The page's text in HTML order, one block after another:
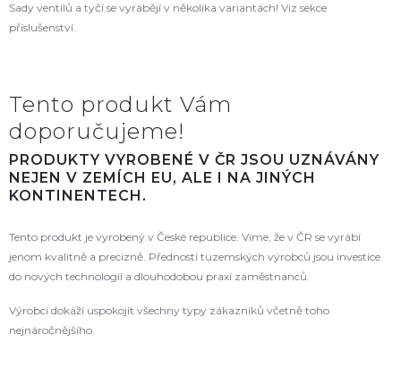
Sady ventilů a tyčí se vyrábějí v několika variantách! Viz sekce
příslušenství.
Tento produkt Vám
doporučujeme!
PRODUKTY VYROBENÉ V ČR JSOU UZNÁVÁNY
NEJEN V ZEMÍCH EU, ALE I NA JINÝCH
KONTINENTECH.
Tento produkt je vyrobený v České republice. Víme, že v ČR se vyrábí
jenom kvalitně a precizně. Předností tuzemských výrobců jsou investice
do nových technologií a dlouhodobou praxí zaměstnanců.
Výrobci dokáží uspokojit všechny typy zákazníků včetně toho
nejnáročnějšího.